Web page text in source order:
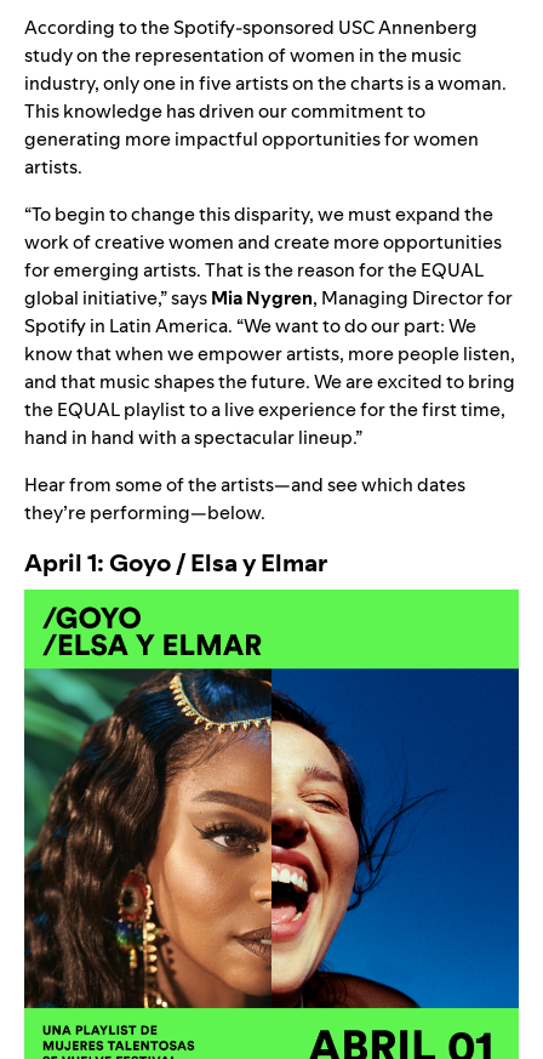
According to the Spotify-sponsored USC Annenberg
study on the representation of women in the music
industry, only one in five artists on the charts is a woman.
This knowledge has driven our commitment to
generating more impactful opportunities for women
artists.
“To begin to change this disparity, we must expand the
work of creative women and create more opportunities
for emerging artists. That is the reason for the EQUAL
global initiative,” saysMiaNygren, Managing Director for
Spotify in Latin America. “We want to do our part: We
know that when we empower artists, more people listen,
and that music shapes the future. We are excited to bring
the EQUAL playlist to a live experience for the first time,
hand in hand with a spectacular lineup.”
Hear from some of the artists—and see which dates
they’re performing—below.
April 1: Goyo / Elsa y Elmar